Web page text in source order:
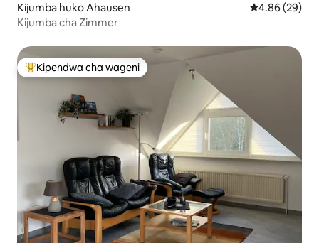
Kijumba huko Ahausen Ukadiriaji wa
4.86 (29)
Kijumba cha Zimmer
Kipendwa maarufu cha wageni
Kipendwa cha wageni